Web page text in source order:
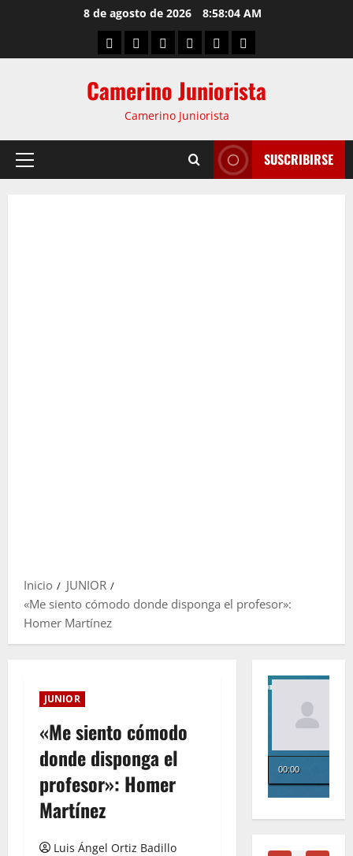
8 de agosto de 2026 8:58:05 AM
Camerino Juniorista
Camerino Juniorista
SUSCRIBIRSE
Inicio
JUNIOR
«Me siento cómodo donde disponga el profesor»:
Homer Martínez
JUNIOR
«Me siento cómodo
donde disponga el
profesor»: Homer
Martínez
Luis Ángel Ortiz Badillo